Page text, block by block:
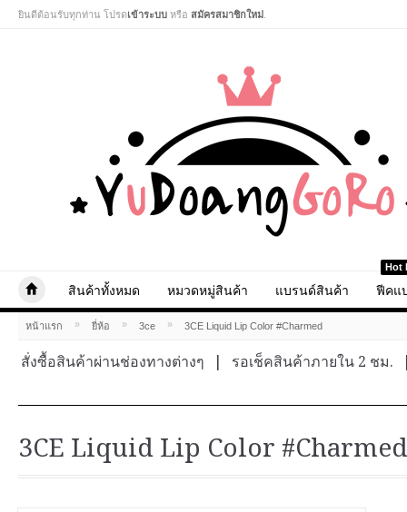
ยินดีต้อนรับทุกท่าน โปรดเข้าระบบ หรือ สมัครสมาชิกใหม่
สินค้าทั้งหมด หมวดหมู่สินค้า แบรนด์สินค้า
Hot
ฟีคแ
หน้าแรก » ยี่ห้อ » 3ce » 3CE Liquid Lip Color #Charmed
สั่งซื้อสินค้าผ่านช่องทางต่างๆ รอเช็คสินค้าภายใน 2 ชม.
3CE Liquid Lip Color #Charmed